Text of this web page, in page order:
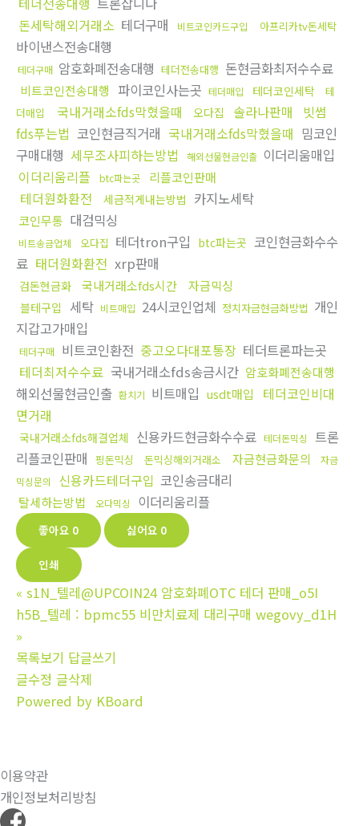
돈세탁해외거래소 테더구매 비트코인카드구입 아프리카tv돈세탁
바이낸스전송대행
테더구매 암호화폐전송대행 테더전송대행 돈현금화최저수수료
비트코인전송대행 파이코인사는곳 테더매입 테더코인세탁
테
더매입
국내거래소fds막혔을때 오다집 솔라나판매
빗썸
fds푸는법 코인현금직거래 국내거래소fds막혔을때 밈코인
구매대행 세무조사피하는방법 해외선물현금인출 이더리움매입
이더리움리플
btc파는곳 리플코인판매
테더원화환전 세금적게내는방법 카지노세탁
코인무통 대검믹싱
비트송금업체 오다집 테더tron구입 btc파는곳 코인현금화수수
료 태더원화환전 xrp판매
검돈현금화 국내거래소fds시간 자금믹싱
블테구입 세탁 비트매입 24시코인업체 정치자금현금화방법 개인
지갑고가매입
테더구매 비트코인환전 중고오다대포통장 테더트론파는곳
테더최저수수료 국내거래소fds송금시간 암호화폐전송대행
해외선물현금인출 환치기 비트매입 usdt매입
테더코인비대
면거래
국내거래소fds해결업체 신용카드현금화수수료 테더돈믹싱
트론
리플코인판매 핑돈믹싱 돈믹싱해외거래소 자금현금화문의
자금
믹싱문의
신용카드테더구입 코인송금대리
탈세하는방법 오다믹싱 이더리움리플
좋아요 0 싫어요 0
인쇄
« s1N_텔레@UPCOIN24 암호화폐OTC 테더 판매_o5I
h5B_텔레 : bpmc55 비만치료제 대리구매 wegovy_d1H
»
목록보기 답글쓰기
글수정 글삭제
Powered by KBoard
이용약관
개인정보처리방침